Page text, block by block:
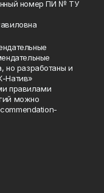
номер ПИ № ТУ
но разработаны и
Натив»
правилами
можно